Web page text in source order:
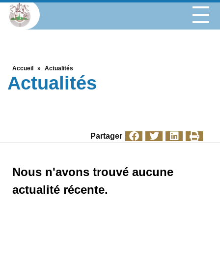
Accueil » Actualités
Actualités
Partager
Nous n'avons trouvé aucune
actualité récente.